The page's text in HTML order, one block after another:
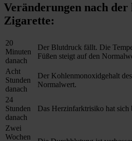
Veränderungen nach der
Zigarette:
20
Minuten
danach
Der Blutdruck fällt. Die
Füßen steigt auf den
Acht
Stunden
danach
Der Kohlenmonoxidgehalt
Normalwert.
24
Stunden
danach
Das Herzinfarktrisiko hat sich
Zwei
Wochen